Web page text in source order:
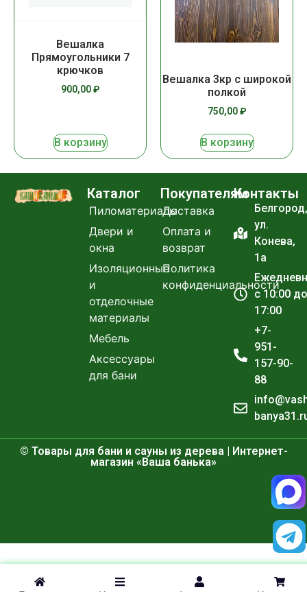
Вешалка
Прямоугольники 7
крючков
900,00₽
В корзину
Вешалка 3кр с широкой
полкой
750,00₽
В корзину
Каталог
Пиломатериалы
Двери и
окна
Изоляционные
и
отделочные
материалы
Мебель
Аксессуары
для бани
Покупателям
Доставка
Оплата и
возврат
Политика
конфиденциальности
Контакты
Белгород,
ул.
Конева,
1а
с 10:00 до
17:00
+7-
951-
157-90-
88
© Товары для бани и сауны из дерева | Интернет-
магазин «Ваша банька»